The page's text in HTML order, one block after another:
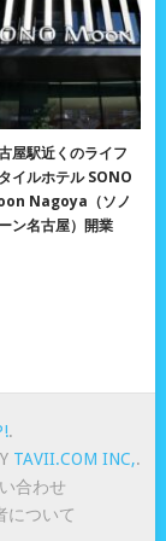
屋駅近くのライフ
イルホテル SONO
Nagoya（ソノ
ン名古屋）開業
.
TAVII.COM INC,.
合わせ
について